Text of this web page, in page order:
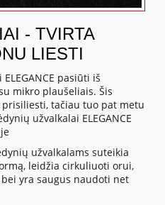
- TVIRTA
LIESTI
pasiūti iš
mikro plaušeliais. Šis
tačiau tuo pat metu
užvalkalai ELEGANCE
užvalkalams suteikia
leidžia cirkuliuoti orui,
yra saugus naudoti net